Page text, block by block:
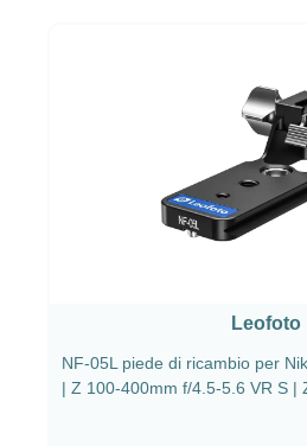
Leofoto
NF-05L piede di ricambio per
| Z 100-400mm f/4.5-5.6 VR S |